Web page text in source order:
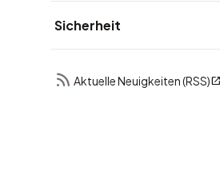
Sicherheit
Aktuelle Neuigkeiten (RSS)